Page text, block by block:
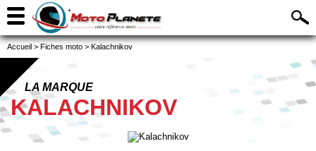
Accueil > Fiches moto > Kalachnikov
LA MARQUE
KALACHNIKOV